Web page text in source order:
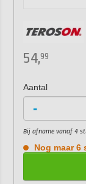
54,99
Aantal
-
Bij afname vanaf 4
Nog maar 6